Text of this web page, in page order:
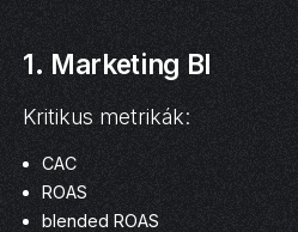
1. Marketing BI
Kritikus metrikák:
CAC
ROAS
blended ROAS